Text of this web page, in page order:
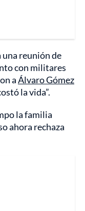
una reunión de
con militares
aÁlvaro Gómez
la vida”.
la familia
ahora rechaza